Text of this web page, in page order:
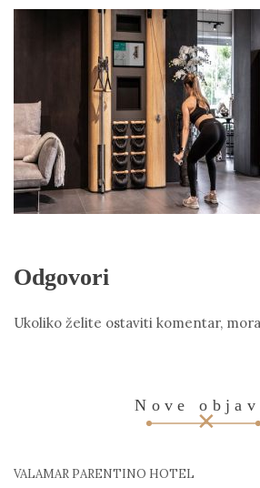
Odgovori
Ukoliko želite ostaviti komentar,
Nove
VALAMAR PARENTINO HOTEL